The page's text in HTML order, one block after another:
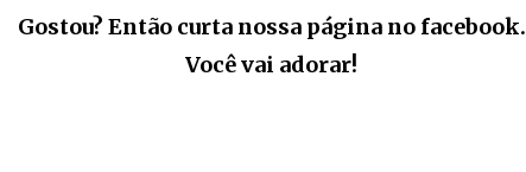
Gostou? Então curta nossa página no facebook.
Você vai adorar!